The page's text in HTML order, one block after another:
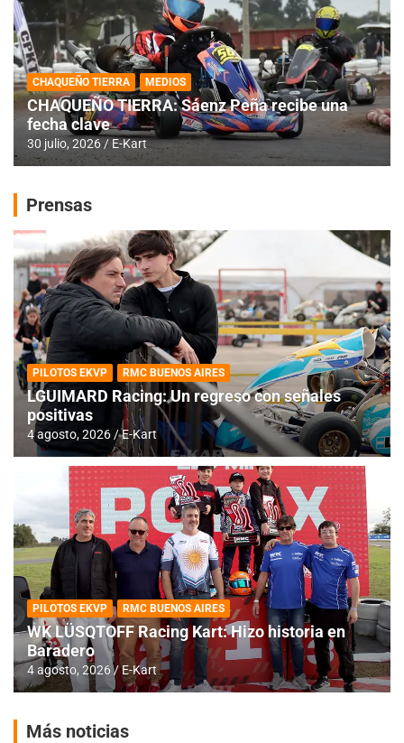
CHAQUEÑO TIERRA MEDIOS
CHAQUEÑO TIERRA: Sáenz Peña recibe una
fecha clave
30 julio, 2026 E-Kart
Prensas
PILOTOS EKVP RMC BUENOS AIRES
LGUIMARD Racing: Un regreso con señales
positivas
4 agosto, 2026 E-Kart
PILOTOS EKVP RMC BUENOS AIRES
WK LÜSQTOFF Racing Kart: Hizo historia en
Baradero
4 agosto, 2026 E-Kart
Más noticias